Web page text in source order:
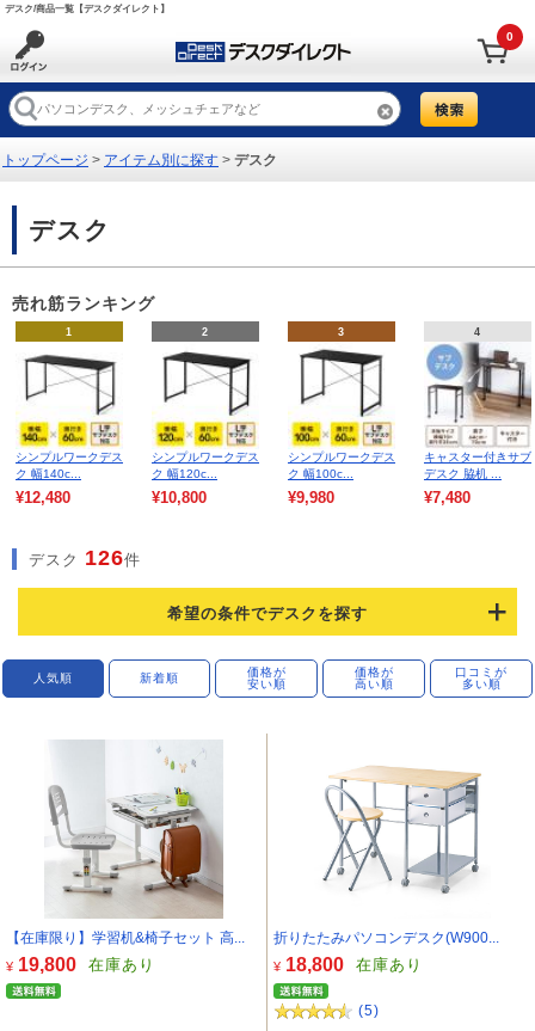
デスク/商品一覧【デスクダイレクト】
0
トップページ > アイテム別に探す > デスク
デスク
売れ筋ランキング
1
シンプルワークデス
ク 幅140c...
¥12,480
2
シンプルワークデス
ク 幅120c...
¥10,800
3
シンプルワークデス
ク 幅100c...
¥9,980
4
キャスター付きサブ
デスク 脇机 ...
¥7,480
デスク 126件
希望の条件でデスクを探す
人気順 新着順
価格が
安い順
価格が
高い順
口コミが
多い順
【在庫限り】学習机&椅子セット 高...
¥ 19,800 在庫あり
折りたたみパソコンデスク(W900...
¥ 18,800 在庫あり
(5)